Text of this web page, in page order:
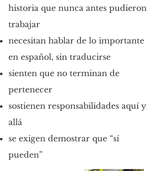
historia que nunca antes pudieron
trabajar
necesitan hablar de lo importante
en español, sin traducirse
sienten que no terminan de
pertenecer
sostienen responsabilidades aquí y
allá
se exigen demostrar que “sí
pueden”